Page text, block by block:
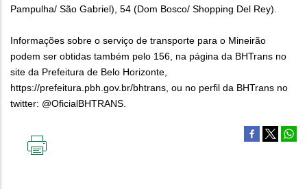
Pampulha/ São Gabriel), 54 (Dom Bosco/ Shopping Del Rey).
Informações sobre o serviço de transporte para o Mineirão
podem ser obtidas também pelo 156, na página da BHTrans no
site da Prefeitura de Belo Horizonte,
https://prefeitura.pbh.gov.br/bhtrans, ou no perfil da BHTrans no
twitter: @OficialBHTRANS.